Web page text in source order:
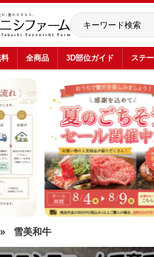
全商品 3D部位ガイド ステ
» 雪美和牛